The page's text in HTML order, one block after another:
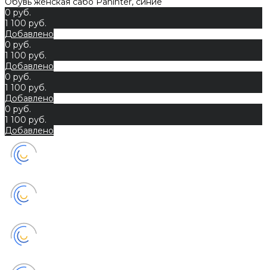
0 руб.
1 100 руб.
Добавлено
0 руб.
1 100 руб.
Добавлено
0 руб.
1 100 руб.
Добавлено
0 руб.
1 100 руб.
Добавлено